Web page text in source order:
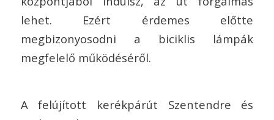
lehet. Ezért érdemes előtte
megbizonyosodni a biciklis lámpák
megfelelő működéséről.
A felújított kerékpárút Szentendre és